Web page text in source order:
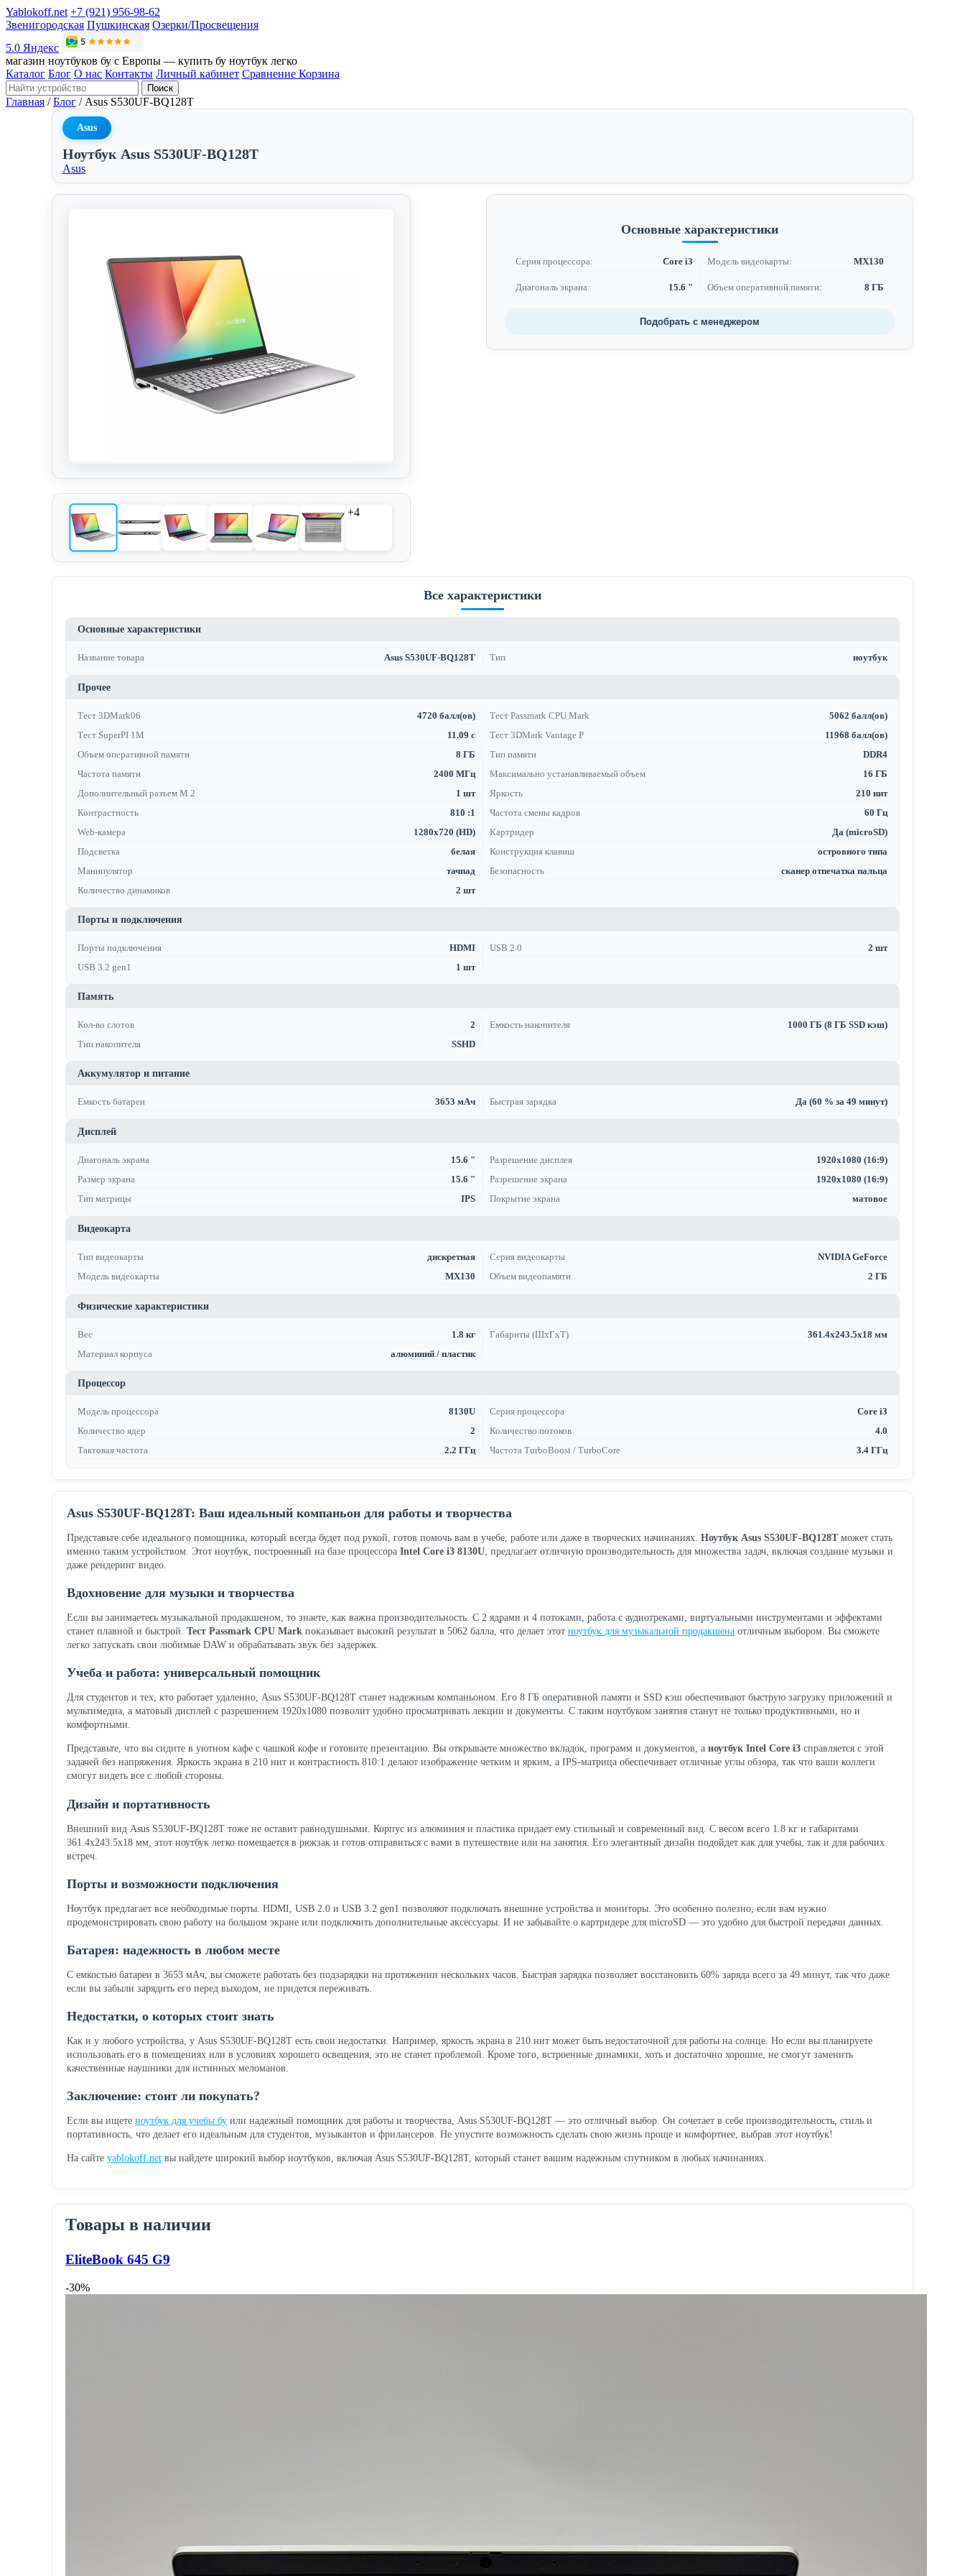
Yablokoff.net +7 (921) 956-98-62
Звенигородская Пушкинская Озерки/Просвещения
5.0 Яндекс
магазин ноутбуков бу с Европы — купить бу ноутбук легко
Каталог Блог О нас Контакты Личный кабинет Сравнение Корзина
Поиск
Главная / Блог / Asus S530UF-BQ128T
Asus
Ноутбук Asus S530UF-BQ128T
Asus
+4
Основные характеристики
Серия процессора: Core i3 Модель видеокарты: MX130
Диагональ экрана: 15.6 " Объем оперативной памяти: 8 ГБ
Подобрать с менеджером
Все характеристики
Основные характеристики
Название товара Asus S530UF-BQ128T Тип ноутбук
Прочее
Тест 3DMark06 4720 балл(ов) Тест Passmark CPU Mark
5062 балл(ов)
Тест SuperPI 1M
11.09 с Тест 3DMark Vantage P
11968 балл(ов)
Объем оперативной памяти
8 ГБ Тип памяти
DDR4
Частота памяти
2400 МГц Максимально устанавливаемый объем
16 ГБ
Дополнительный разъем M.2
1 шт Яркость
210 нит
Контрастность
810 :1 Частота смены кадров
60 Гц
Web-камера
1280x720 (HD) Картридер
Да (microSD)
Подсветка
белая Конструкция клавиш
островного типа
Манипулятор
тачпад Безопасность
сканер отпечатка пальца
Количество динамиков
2 шт
Порты и подключения
Порты подключения HDMI USB 2.0
2 шт
USB 3.2 gen1
1 шт
Память
Кол-во слотов 2 Емкость накопителя
1000 ГБ (8 ГБ SSD кэш)
Тип накопителя
SSHD
Аккумулятор и питание
Емкость батареи 3653 мАч Быстрая зарядка Да (60 % за 49 минут)
Дисплей
Диагональ экрана 15.6 " Разрешение дисплея
1920x1080 (16:9)
Размер экрана
15.6 " Разрешение экрана
1920x1080 (16:9)
Тип матрицы
IPS Покрытие экрана матовое
Видеокарта
Тип видеокарты дискретная Серия видеокарты
NVIDIA GeForce
Модель видеокарты
MX130 Объем видеопамяти 2 ГБ
Физические характеристики
Вес 1.8 кг Габариты (ШхГхТ)
361.4x243.5x18 мм
Материал корпуса
алюминий / пластик
Процессор
Модель процессора 8130U Серия процессора
Core i3
Количество ядер
2 Количество потоков
4.0
Тактовая частота
2.2 ГГц Частота TurboBoost / TurboCore 3.4 ГГц
Asus S530UF-BQ128T: Ваш идеальный компаньон для работы и творчества
Представьте себе идеального помощника, который всегда будет под рукой, готов помочь вам в учебе, работе или даже в творческих начинаниях. Ноутбук Asus S530UF-BQ128T может стать
именно таким устройством. Этот ноутбук, построенный на базе процессора Intel Core i3 8130U, предлагает отличную производительность для множества задач, включая создание музыки и
даже рендеринг видео.
Вдохновение для музыки и творчества
Если вы занимаетесь музыкальной продакшеном, то знаете, как важна производительность. С 2 ядрами и 4 потоками, работа с аудиотреками, виртуальными инструментами и эффектами
станет плавной и быстрой. Тест Passmark CPU Mark показывает высокий результат в 5062 балла, что делает этот ноутбук для музыкальной продакшена отличным выбором. Вы сможете
легко запускать свои любимые DAW и обрабатывать звук без задержек.
Учеба и работа: универсальный помощник
Для студентов и тех, кто работает удаленно, Asus S530UF-BQ128T станет надежным компаньоном. Его 8 ГБ оперативной памяти и SSD кэш обеспечивают быструю загрузку приложений и
мультимедиа, а матовый дисплей с разрешением 1920x1080 позволит удобно просматривать лекции и документы. С таким ноутбуком занятия станут не только продуктивными, но и
комфортными.
Представьте, что вы сидите в уютном кафе с чашкой кофе и готовите презентацию. Вы открываете множество вкладок, программ и документов, а ноутбук Intel Core i3 справляется с этой
задачей без напряжения. Яркость экрана в 210 нит и контрастность 810:1 делают изображение четким и ярким, а IPS-матрица обеспечивает отличные углы обзора, так что ваши коллеги
смогут видеть все с любой стороны.
Дизайн и портативность
Внешний вид Asus S530UF-BQ128T тоже не оставит равнодушными. Корпус из алюминия и пластика придает ему стильный и современный вид. С весом всего 1.8 кг и габаритами
361.4x243.5x18 мм, этот ноутбук легко помещается в рюкзак и готов отправиться с вами в путешествие или на занятия. Его элегантный дизайн подойдет как для учебы, так и для рабочих
встреч.
Порты и возможности подключения
Ноутбук предлагает все необходимые порты. HDMI, USB 2.0 и USB 3.2 gen1 позволяют подключать внешние устройства и мониторы. Это особенно полезно, если вам нужно
продемонстрировать свою работу на большом экране или подключить дополнительные аксессуары. И не забывайте о картридере для microSD — это удобно для быстрой передачи данных.
Батарея: надежность в любом месте
С емкостью батареи в 3653 мАч, вы сможете работать без подзарядки на протяжении нескольких часов. Быстрая зарядка позволяет восстановить 60% заряда всего за 49 минут, так что даже
если вы забыли зарядить его перед выходом, не придется переживать.
Недостатки, о которых стоит знать
Как и у любого устройства, у Asus S530UF-BQ128T есть свои недостатки. Например, яркость экрана в 210 нит может быть недостаточной для работы на солнце. Но если вы планируете
использовать его в помещениях или в условиях хорошего освещения, это не станет проблемой. Кроме того, встроенные динамики, хоть и достаточно хорошие, не смогут заменить
качественные наушники для истинных меломанов.
Заключение: стоит ли покупать?
Если вы ищете ноутбук для учебы бу или надежный помощник для работы и творчества, Asus S530UF-BQ128T — это отличный выбор. Он сочетает в себе производительность, стиль и
портативность, что делает его идеальным для студентов, музыкантов и фрилансеров. Не упустите возможность сделать свою жизнь проще и комфортнее, выбрав этот ноутбук!
На сайте yablokoff.net вы найдете широкий выбор ноутбуков, включая Asus S530UF-BQ128T, который станет вашим надежным спутником в любых начинаниях.
Товары в наличии
EliteBook 645 G9
-30%